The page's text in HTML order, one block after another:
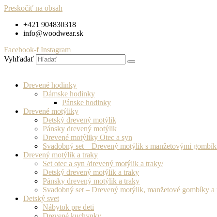
Preskočiť na obsah
+421 904830318
info@woodwear.sk
Facebook-f Instagram
Vyhľadať
Drevené hodinky
Dámske hodinky
Pánske hodinky
Drevené motýliky
Detský drevený motýlik
Pánsky drevený motýlik
Drevené motýliky Otec a syn
Svadobný set – Drevený motýlik s manžetovými
Drevený motýlik a traky
Set otec a syn /drevený motýlik a traky/
Detský drevený motýlik a traky
Pánsky drevený motýlik a traky
Svadobný set – Drevený motýlik, manžetové gombíky a
Detský svet
Nábytok pre deti